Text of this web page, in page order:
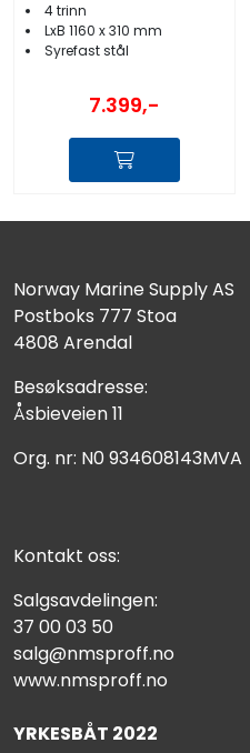
4 trinn
LxB 1160 x 310 mm
Syrefast stål
7.399,-
Norway Marine Supply AS
Postboks 777 Stoa
4808 Arendal
Besøksadresse:
Åsbieveien 11
Org. nr: N0 934608143MVA
Kontakt oss:
Salgsavdelingen:
37 00 03 50
salg@nmsproff.no
www.nmsproff.no
YRKESBÅT 2022